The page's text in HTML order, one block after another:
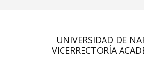
UNIVERSIDAD DE
VICERRECTORÍA